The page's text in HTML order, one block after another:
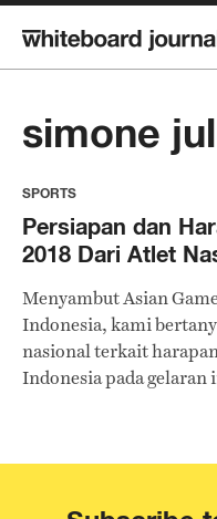
simone
SPORTS
Persiapan dan
2018 Dari Atlet
Menyambut Asian
Indonesia, kami
nasional terkait
Indonesia pada gelaran